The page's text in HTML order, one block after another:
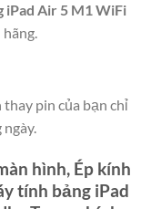
iPad Air 5 M1 WiFi
hãng.
pin của bạn chỉ
hình, Ép kính
tính bảng iPad